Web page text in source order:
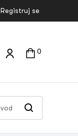
Registruj se
0